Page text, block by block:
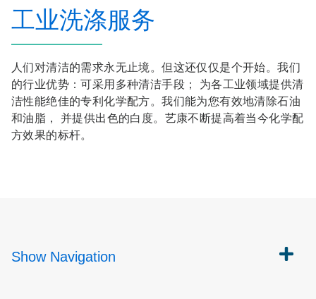
工业洗涤服务
人们对清洁的需求永无止境。但这还仅仅是个开始。我们
的行业优势：可采用多种清洁手段； 为各工业领域提供清
洁性能绝佳的专利化学配方。我们能为您有效地清除石油
和油脂， 并提供出色的白度。艺康不断提高着当今化学配
方效果的标杆。
Show Navigation